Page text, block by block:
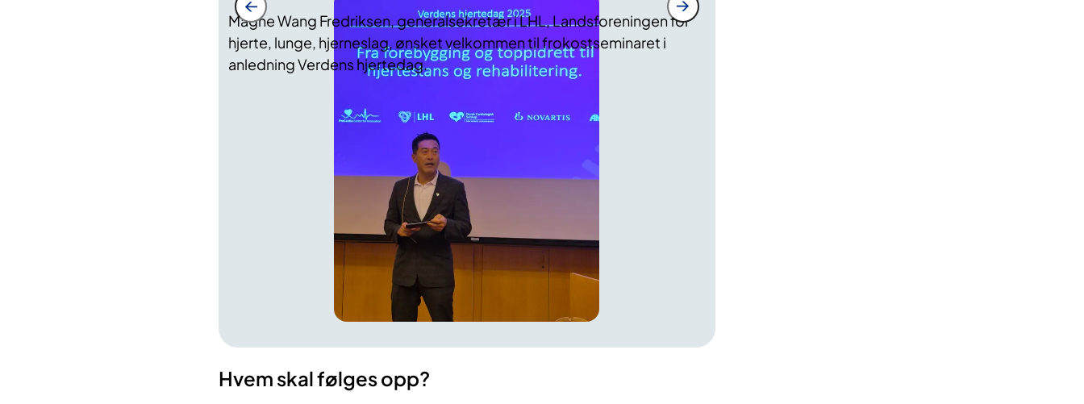
Magne Wang Fredriksen, generalsekretær i LHL, Landsforeningen for
hjerte, lunge, hjerneslag, ønsket velkommen til frokostseminaret i
anledning Verdens hjertedag.
Hvem skal følges opp?